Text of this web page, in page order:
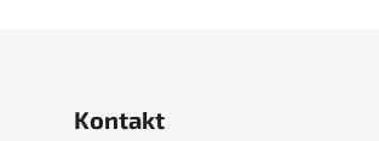
Kontakt